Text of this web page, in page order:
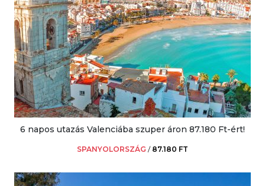
6 napos utazás Valenciába szuper áron 87.180 Ft-ért!
SPANYOLORSZÁG / 87.180 FT